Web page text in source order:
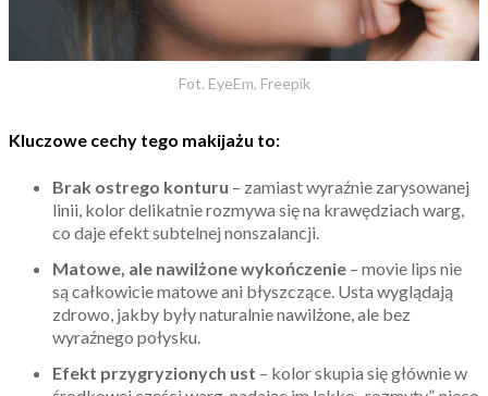
Fot. EyeEm, Freepik
Kluczowe cechy tego makijażu to:
Brak ostrego konturu – zamiast wyraźnie zarysowanej
linii, kolor delikatnie rozmywa się na krawędziach warg,
co daje efekt subtelnej nonszalancji.
Matowe, ale nawilżone wykończenie – movie lips nie
są całkowicie matowe ani błyszczące. Usta wyglądają
zdrowo, jakby były naturalnie nawilżone, ale bez
wyraźnego połysku.
Efekt przygryzionych ust – kolor skupia się głównie w